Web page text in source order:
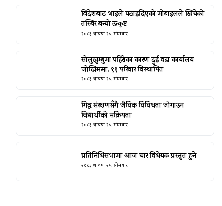
विदेशबाट भाइले पठाइदिएको मोबाइलले खिचेको
तस्बिर बन्यो उत्कृष्ट
२०८३ श्रावण २५, सोमबार
सोलुखुम्बुमा पहिरोका कारण दुई वडा कार्यालय
जोखिममा, ११ परिवार विस्थापित
२०८३ श्रावण २५, सोमबार
गिद्ध संरक्षणसँगै जैविक विविधता जोगाउन
विद्यार्थीको सक्रियता
२०८३ श्रावण २५, सोमबार
प्रतिनिधिसभामा आज चार विधेयक प्रस्तुत हुने
२०८३ श्रावण २५, सोमबार